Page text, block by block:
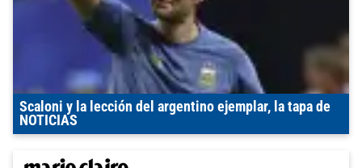
Scaloni y la lección del argentino ejemplar, la tapa de
NOTICIAS